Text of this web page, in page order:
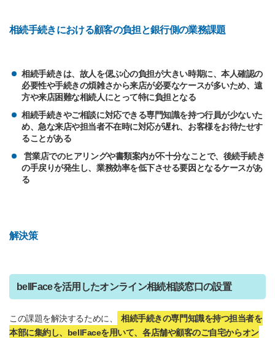
相続手続きにおける顧客の負担と銀行側の業務課題
相続手続きは、故人を偲ぶ心の負担が大きい時期に、本人確認の
必要性や手続きの煩雑さから来店が必要なケースが多いため、遠
方や来店困難な相続人にとって特に負担となる
相続手続きやご相談に対応できる専門知識を持つ行員が少ないた
め、急な来店や担当者不在時に対応が遅れ、お客様をお待たせす
ることがある
営業店でのヒアリングや書類案内が不十分なことで、後続手続き
の手戻りが発生し、業務効率を低下させる要因となるケースがあ
る
解決策
bellFaceを活用したオンライン相続相談窓口の設置
この課題を解決するために、
相続手続きの専門知識を持つ担当者を
本部に集約し、bellFaceを用いて、各店舗や顧客のご自宅からオン